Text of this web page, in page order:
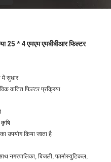
25 * 4 एमएम एमबीबीआर फिल्टर
में सुधार
वातित फिल्टर प्रक्रिया
उपयोग किया जाता है
नगरपालिका, बिजली, फार्मास्युटिकल,